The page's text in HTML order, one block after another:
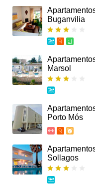
Buganvilia
Marsol
Porto Mós
Sollagos